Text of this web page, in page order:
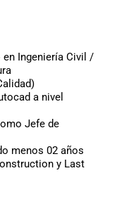
Ingeniería Civil /
a nivel
Jefe de
menos 02 años
y Last